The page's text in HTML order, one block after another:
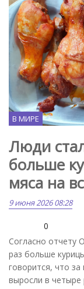
В МИРЕ
Люди
больше
мяса на
9 июня 2026 08:28
0
Согласно отчету
раз больше
говорится, что
выросли в четыре